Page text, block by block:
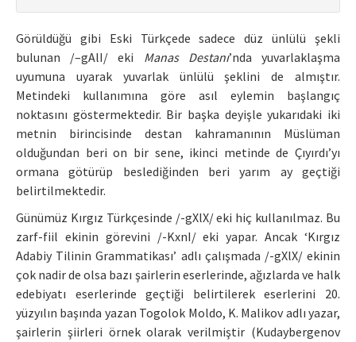
Görüldüğü gibi Eski Türkçede sadece düz ünlülü şekli
bulunan /–gAlI/ eki Manas Destanı’nda yuvarlaklaşma
uyumuna uyarak yuvarlak ünlülü şeklini de almıştır.
Metindeki kullanımına göre asıl eylemin başlangıç
noktasını göstermektedir. Bir başka deyişle yukarıdaki iki
metnin birincisinde destan kahramanının Müslüman
olduğundan beri on bir sene, ikinci metinde de Çıyırdı’yı
ormana götürüp beslediğinden beri yarım ay geçtiği
belirtilmektedir.
Günümüz Kırgız Türkçesinde /-gXlX/ eki hiç kullanılmaz. Bu
zarf-fiil ekinin görevini /-KxnI/ eki yapar. Ancak ‘Kırgız
Adabiy Tilinin Grammatikası’ adlı çalışmada /-gXlX/ ekinin
çok nadir de olsa bazı şairlerin eserlerinde, ağızlarda ve halk
edebiyatı eserlerinde geçtiği belirtilerek eserlerini 20.
yüzyılın başında yazan Togolok Moldo, K. Malikov adlı yazar,
şairlerin şiirleri örnek olarak verilmiştir (Kudaybergenov